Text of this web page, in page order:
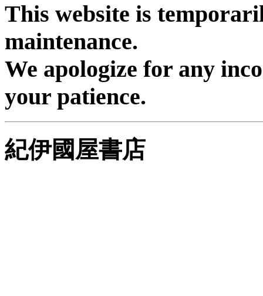
This website is
maintenance.
We apologize for any
your patience.
紀伊國屋書店